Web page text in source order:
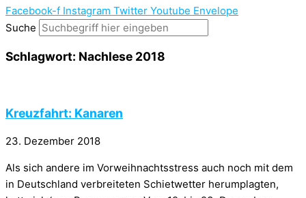
Facebook-f Instagram Twitter Youtube Envelope
Suche
Schlagwort: Nachlese 2018
Kreuzfahrt: Kanaren
23. Dezember 2018
Als sich andere im Vorweihnachtsstress auch noch mit dem
in Deutschland verbreiteten Schietwetter herumplagten,